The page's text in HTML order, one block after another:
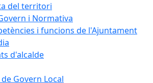
del territori
i Normativa
i funcions de l'Ajuntament
d'alcalde
de Govern Local